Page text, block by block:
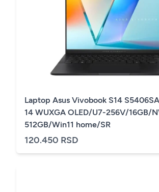
Laptop Asus Vivobook S14
14 WUXGA OLED/U7-256V/16GB/
512GB/Win11 home/SR
120.450 RSD